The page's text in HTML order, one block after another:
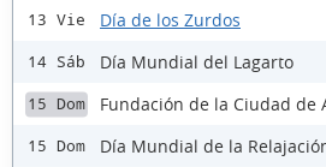
13 Vie Día de los Zurdos
14 Sáb Día Mundial del Lagarto
15 Dom Fundación de la Ciudad de
15 Dom Día Mundial de la